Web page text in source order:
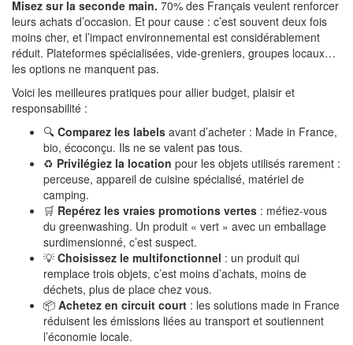
Misez sur la seconde main. 70% des Français veulent renforcer
leurs achats d’occasion. Et pour cause : c’est souvent deux fois
moins cher, et l’impact environnemental est considérablement
réduit. Plateformes spécialisées, vide-greniers, groupes locaux…
les options ne manquent pas.
Voici les meilleures pratiques pour allier budget, plaisir et
responsabilité :
🔍 Comparez les labels avant d’acheter : Made in France,
bio, écoconçu. Ils ne se valent pas tous.
♻️ Privilégiez la location pour les objets utilisés rarement :
perceuse, appareil de cuisine spécialisé, matériel de
camping.
🛒 Repérez les vraies promotions vertes : méfiez-vous
du greenwashing. Un produit « vert » avec un emballage
surdimensionné, c’est suspect.
💡 Choisissez le multifonctionnel : un produit qui
remplace trois objets, c’est moins d’achats, moins de
déchets, plus de place chez vous.
📦 Achetez en circuit court : les solutions made in France
réduisent les émissions liées au transport et soutiennent
l’économie locale.